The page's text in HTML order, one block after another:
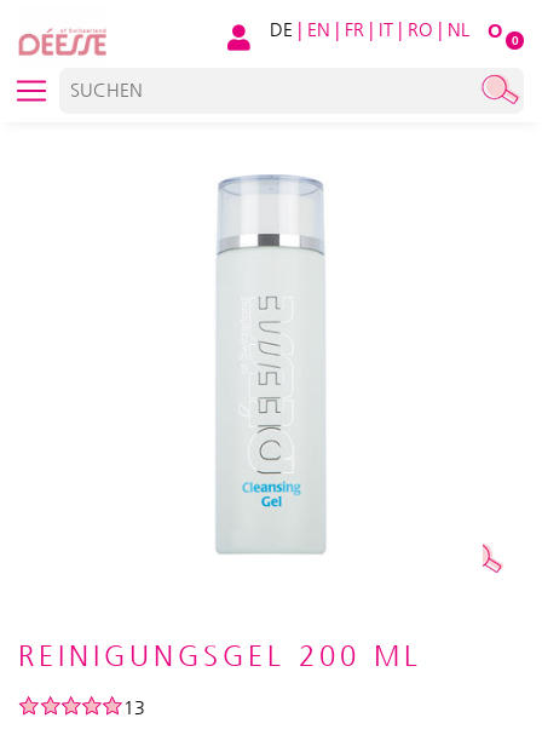
O 0
DE | EN | FR | IT | RO | NL
REINIGUNGSGEL 200 ML
13